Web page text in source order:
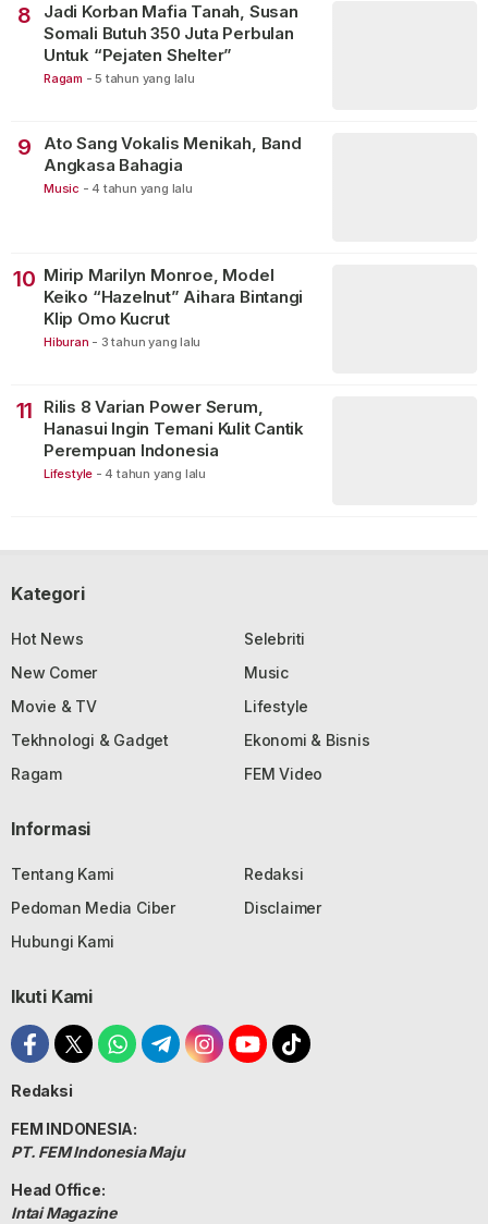
8
Jadi Korban Mafia Tanah, Susan
Somali Butuh 350 Juta Perbulan
Untuk “Pejaten Shelter”
Ragam - 5 tahun yang lalu
9
Ato Sang Vokalis Menikah, Band
Angkasa Bahagia
Music - 4 tahun yang lalu
10 Mirip Marilyn Monroe, Model
Keiko “Hazelnut” Aihara Bintangi
Klip Omo Kucrut
Hiburan - 3 tahun yang lalu
11
Rilis 8 Varian Power Serum,
Hanasui Ingin Temani Kulit Cantik
Perempuan Indonesia
Lifestyle - 4 tahun yang lalu
Kategori
Hot News
Selebriti
New Comer
Music
Movie & TV
Lifestyle
Tekhnologi & Gadget
Ekonomi & Bisnis
Ragam
FEM Video
Informasi
Tentang Kami
Redaksi
Pedoman Media Ciber
Disclaimer
Hubungi Kami
Ikuti Kami
Redaksi
FEM INDONESIA:
PT. FEM Indonesia Maju
Head Office:
Intai Magazine